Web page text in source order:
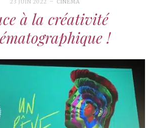
23 JUIN 2022 CINÉMA
à la créativité
!